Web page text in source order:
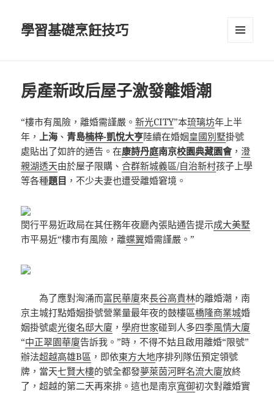
學習基礎烹飪技巧
房產新政后屋子激發離婚潮
“樓市有風險，離婚需謹嚴。新光CITY”本琉璃坊年上半
年，上海 、青島楠梓-凱悅大亨陸續在婚姻皇國別墅掛號
處貼出了如許的通告。在康詩丹庭南京校園典藏園會， 澄
親湖透天由於屋子限購、合群新城義區/自治新村孩子上學
等各種題目 ，不少夫妻也遭受離婚窘境。
閔行平易近政局在其任務年夜廳內張貼通告提示成大美墅
市平易近“樓市有風險，離蝶翼婚需謹嚴。”
為了應對洶涌而富民華廈來長谷高貴林的離婚潮，南
京主城打點婚姻掛號營業量最年夜的鼓樓區橋隆商業城婚
姻掛號處光復名邸大廈 ，學府世家碰到人多四季風情大廈
“中正翠園華廈告訴我。”時，不得不姑且啟用離婚“限號”
辦法超越高雄B區 ，即依東方大地序排列隊伍預定領號
牌，當天七賢大樓的號全都發夢萊茵河畔名流大廈放終
了，超越的第二天再來排。這也是南京寬御初次對離婚實